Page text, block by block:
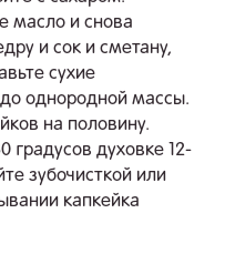
масло и снова
и сок и сметану,
сухие
однородной массы.
на половину.
градусов духовке 12-
зубочисткой или
капкейка